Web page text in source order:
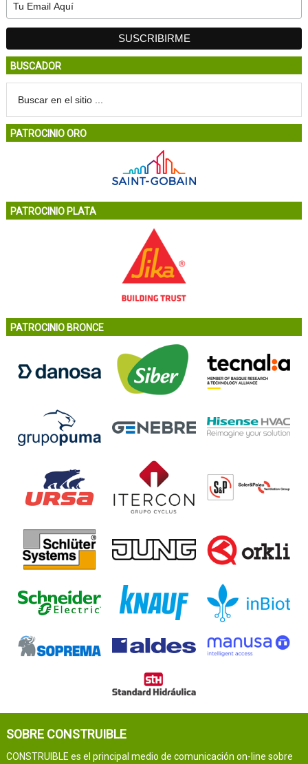
BUSCADOR
PATROCINIO ORO
PATROCINIO PLATA
PATROCINIO BRONCE
SOBRE CONSTRUIBLE
CONSTRUIBLE es el principal medio de comunicación on-line sobre